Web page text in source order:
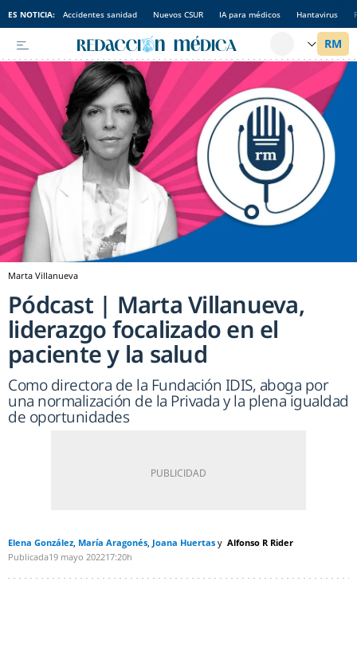
ES NOTICIA: Accidentes sanidad Nuevos CSUR IA para médicos Hantavirus
Marta Villanueva
Pódcast | Marta Villanueva,
liderazgo focalizado en el
paciente y la salud
Como directora de la Fundación IDIS, aboga por
una normalización de la Privada y la plena igualdad
de oportunidades
Elena González María Aragonés Joana Huertas
Alfonso R Rider
Publicada19 mayo 202217:20h